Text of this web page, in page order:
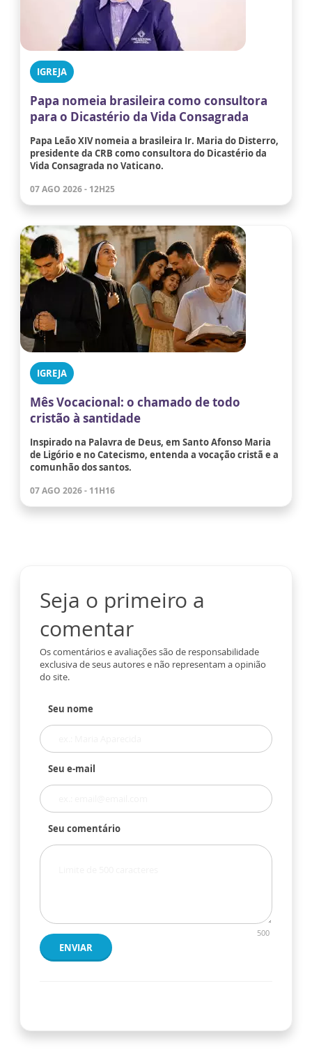
IGREJA
Papa nomeia brasileira como consultora
para o Dicastério da Vida Consagrada
Papa Leão XIV nomeia a brasileira Ir. Maria do Disterro,
presidente da CRB como consultora do Dicastério da
Vida Consagrada no Vaticano.
07 AGO 2026 - 12H25
IGREJA
Mês Vocacional: o chamado de todo
cristão à santidade
Inspirado na Palavra de Deus, em Santo Afonso Maria
de Ligório e no Catecismo, entenda a vocação cristã e a
comunhão dos santos.
07 AGO 2026 - 11H16
Seja o primeiro a
comentar
Os comentários e avaliações são de responsabilidade
exclusiva de seus autores e não representam a opinião
do site.
Seu nome
Seu e-mail
Seu comentário
500
ENVIAR